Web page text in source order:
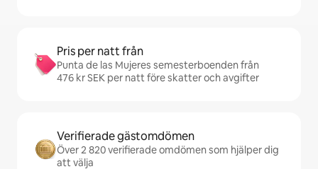
Pris per natt från
Punta de las Mujeres semesterboenden från
476 kr SEK per natt före skatter och avgifter
Verifierade gästomdömen
Över 2 820 verifierade omdömen som hjälper dig
att välja